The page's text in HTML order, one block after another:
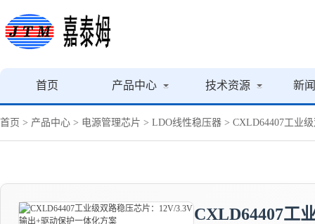
首页 产品中心 技术资源 新
首页 > 产品中心 > 电源管理芯片 > LDO线性稳压器 > CXLD64407工业
CXLD64407工